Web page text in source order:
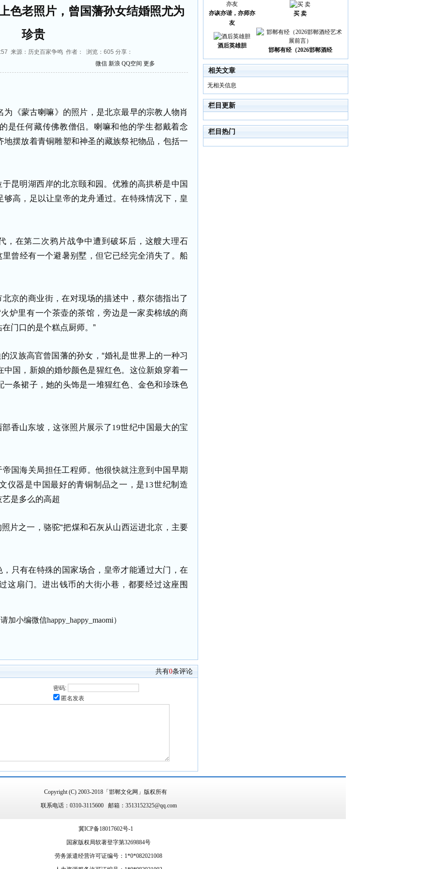
色老照片，曾国藩孙女结婚照尤为
珍贵
来源：历史百家争鸣 作者： 浏览： 605 分享：
微信 新浪 QQ空间 更多
为《蒙古喇嘛》的照片，是北京最早的宗教人物肖
是任何藏传佛教僧侣。喇嘛和他的学生都戴着念
摆放着青铜雕塑和神圣的藏族祭祀物品，包括一
昆明湖西岸的北京颐和园。优雅的高拱桥是中国
高，足以让皇帝的龙舟通过。在特殊情况下，皇
，在第二次鸦片战争中遭到破坏后，这艘大理石
里曾经有一个避暑别墅，但它已经完全消失了。船
京的商业街，在对现场的描述中，蔡尔德指出了
炉里有一个茶壶的茶馆，旁边是一家卖棉绒的商
门口的是个糕点厨师。”
汉族高官曾国藩的孙女，“婚礼是世界上的一种习
国，新娘的婚纱颜色是猩红色。这位新娘穿着一
条裙子，她的头饰是一堆猩红色、金色和珍珠色
香山东坡，这张照片展示了19世纪中国最大的宝
国海关局担任工程师。他很快就注意到中国早期
仪器是中国最好的青铜制品之一，是13世纪制造
是多么的高超
片之一，骆驼“把煤和石灰从山西运进北京，主要
只有在特殊的国家场合，皇帝才能通过大门，在
这扇门。进出钱币的大街小巷，都要经过这座围
加小编微信happy_happy_maomi）
共有0条评论
密码:
匿名发表
亦诙亦谐，亦师亦
友
买 卖
酒后英雄胆
邯郸有经（2026邯郸酒经
相关文章
无相关信息
栏目更新
栏目热门
Copyright (C) 2003-2018「邯郸文化网」版权所有
联系电话：0310-3115600 邮箱：3513152325@qq.com
冀ICP备18017602号-1
国家版权局软著登字第3269884号
劳务派遣经营许可证编号：1*0*082021008